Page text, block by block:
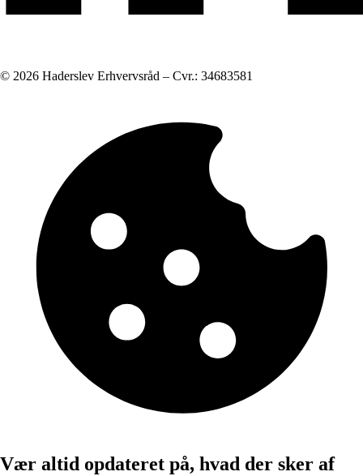
© 2026 Haderslev Erhvervsråd – Cvr.: 34683581
Vær altid opdateret på, hvad der sker af